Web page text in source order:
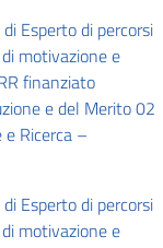
Esperto di percorsi
motivazione e
finanziato
e del Merito 02
Ricerca –
Esperto di percorsi
motivazione e